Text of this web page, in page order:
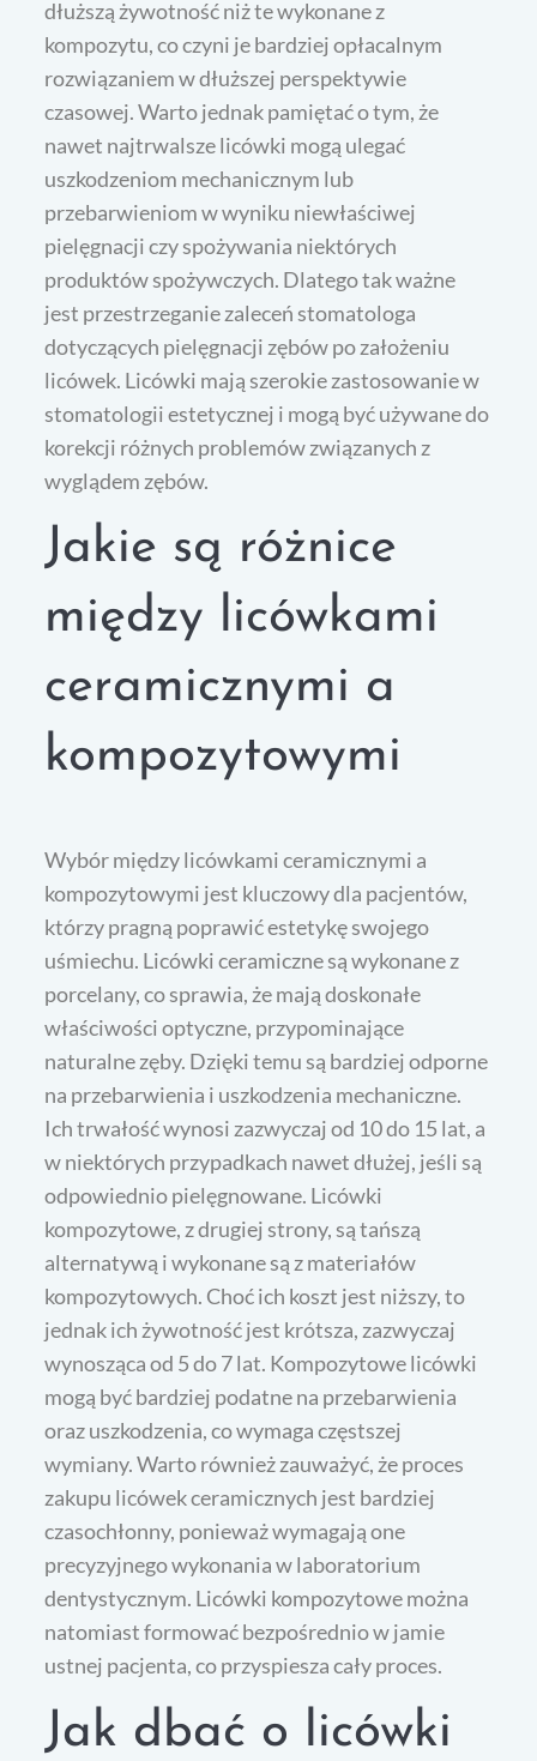
dłuższą żywotność niż te wykonane z
kompozytu, co czyni je bardziej opłacalnym
rozwiązaniem w dłuższej perspektywie
czasowej. Warto jednak pamiętać o tym, że
nawet najtrwalsze licówki mogą ulegać
uszkodzeniom mechanicznym lub
przebarwieniom w wyniku niewłaściwej
pielęgnacji czy spożywania niektórych
produktów spożywczych. Dlatego tak ważne
jest przestrzeganie zaleceń stomatologa
dotyczących pielęgnacji zębów po założeniu
licówek. Licówki mają szerokie zastosowanie w
stomatologii estetycznej i mogą być używane do
korekcji różnych problemów związanych z
wyglądem zębów.
Jakie są różnice
między licówkami
ceramicznymi a
kompozytowymi
Wybór między licówkami ceramicznymi a
kompozytowymi jest kluczowy dla pacjentów,
którzy pragną poprawić estetykę swojego
uśmiechu. Licówki ceramiczne są wykonane z
porcelany, co sprawia, że mają doskonałe
właściwości optyczne, przypominające
naturalne zęby. Dzięki temu są bardziej odporne
na przebarwienia i uszkodzenia mechaniczne.
Ich trwałość wynosi zazwyczaj od 10 do 15 lat, a
w niektórych przypadkach nawet dłużej, jeśli są
odpowiednio pielęgnowane. Licówki
kompozytowe, z drugiej strony, są tańszą
alternatywą i wykonane są z materiałów
kompozytowych. Choć ich koszt jest niższy, to
jednak ich żywotność jest krótsza, zazwyczaj
wynosząca od 5 do 7 lat. Kompozytowe licówki
mogą być bardziej podatne na przebarwienia
oraz uszkodzenia, co wymaga częstszej
wymiany. Warto również zauważyć, że proces
zakupu licówek ceramicznych jest bardziej
czasochłonny, ponieważ wymagają one
precyzyjnego wykonania w laboratorium
dentystycznym. Licówki kompozytowe można
natomiast formować bezpośrednio w jamie
ustnej pacjenta, co przyspiesza cały proces.
Jak dbać o licówki